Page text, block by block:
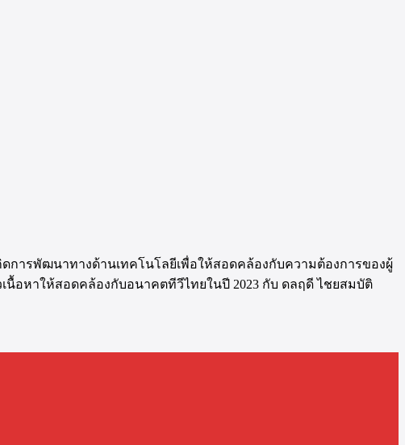
การพัฒนาทางด้านเทคโนโลยีเพื่อให้สอดคล้องกับความต้องการของผู้
เนื้อหาให้สอดคล้องกับอนาคตทีวีไทยในปี 2023 กับ ดลฤดี ไชยสมบัติ